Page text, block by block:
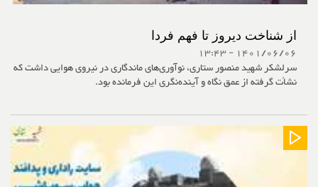
از شناخت دیروز تا فهم فردا
1401/06/06 - 13:43
سرلشکر شهید منصور ستاری، نوآوری‌های ماندگاری در نیروی هوایی داشت که
نشأت گرفته از عمق نگاه و آینده‌نگری این فرمانده بود.